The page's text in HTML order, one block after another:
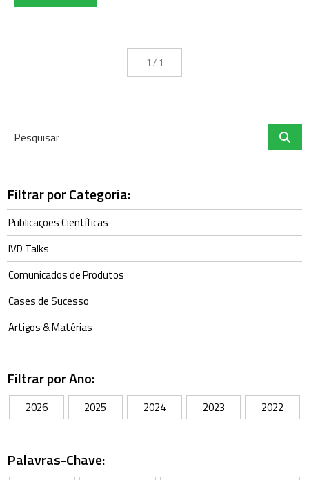
1 / 1
Filtrar por Categoria:
Publicações Científicas
IVD Talks
Comunicados de Produtos
Cases de Sucesso
Artigos & Matérias
Filtrar por Ano:
2026 2025 2024 2023 2022
Palavras-Chave: